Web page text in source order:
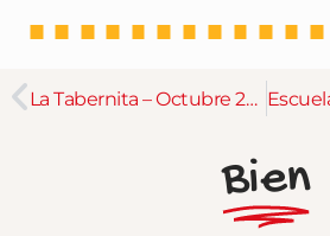
Contactar
Instagram
La Tabernita – Octubre 2023
Bien